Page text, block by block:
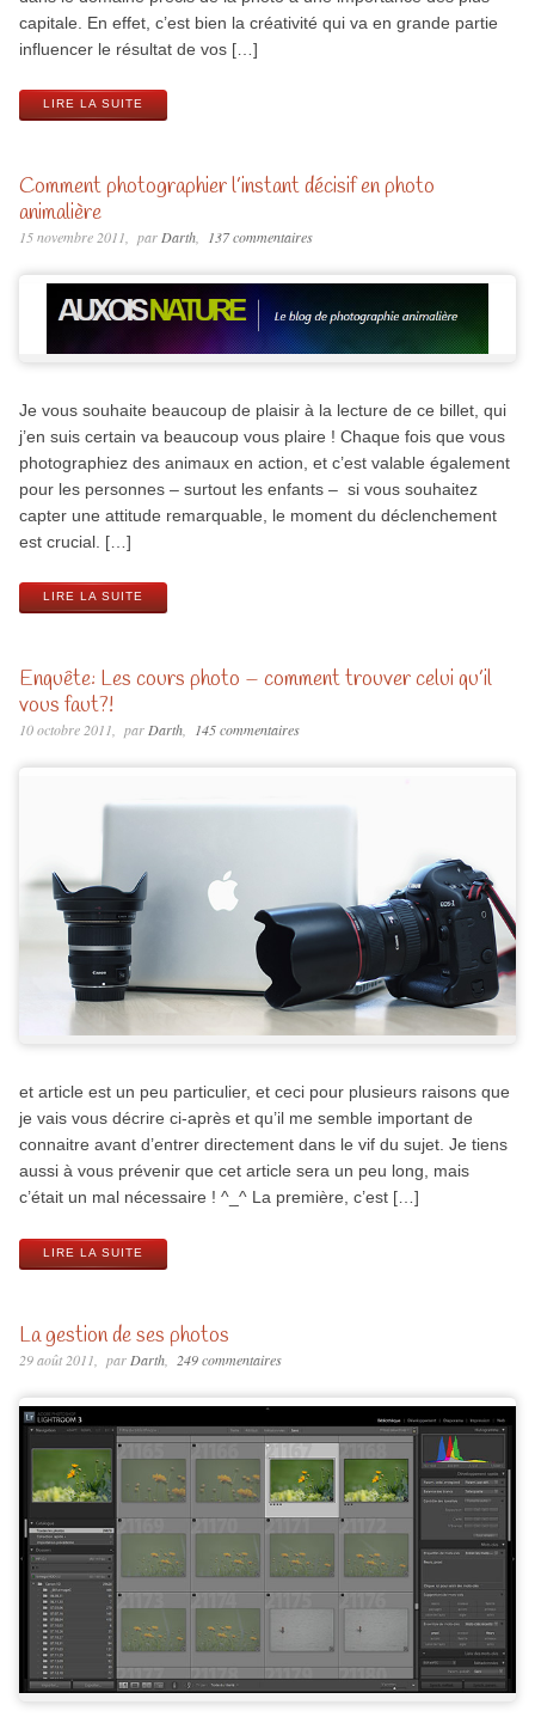
capitale. En effet, c’est bien la créativité qui va en grande partie
influencer le résultat de vos […]
LIRE LA SUITE
Comment photographier l’instant décisif en photo
animalière
15 novembre 2011 parDarth 137 commentaires
Je vous souhaite beaucoup de plaisir à la lecture de ce billet, qui
j’en suis certain va beaucoup vous plaire ! Chaque fois que vous
photographiez des animaux en action, et c’est valable également
pour les personnes – surtout les enfants – si vous souhaitez
capter une attitude remarquable, le moment du déclenchement
est crucial. […]
LIRE LA SUITE
Enquête: Les cours photo – comment trouver celui qu’il
vous faut?!
10 octobre 2011 par Darth 145 commentaires
et article est un peu particulier, et ceci pour plusieurs raisons que
je vais vous décrire ci-après et qu’il me semble important de
connaitre avant d’entrer directement dans le vif du sujet. Je tiens
aussi à vous prévenir que cet article sera un peu long, mais
c’était un mal nécessaire ! ^_^ La première, c’est […]
LIRE LA SUITE
La gestion de ses photos
29 août 2011 par Darth 249 commentaires